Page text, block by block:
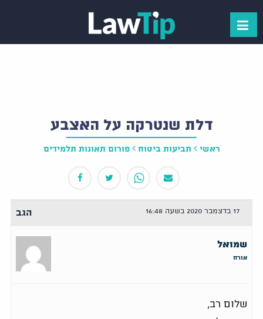
דלת שנטרקה על האצבע
ראשי תביעות ביטוח פורום תאונות תלמידים
17 בדצמבר 2020 בשעה 16:48 הגב
‫שמואל
אורח
שלום רב,